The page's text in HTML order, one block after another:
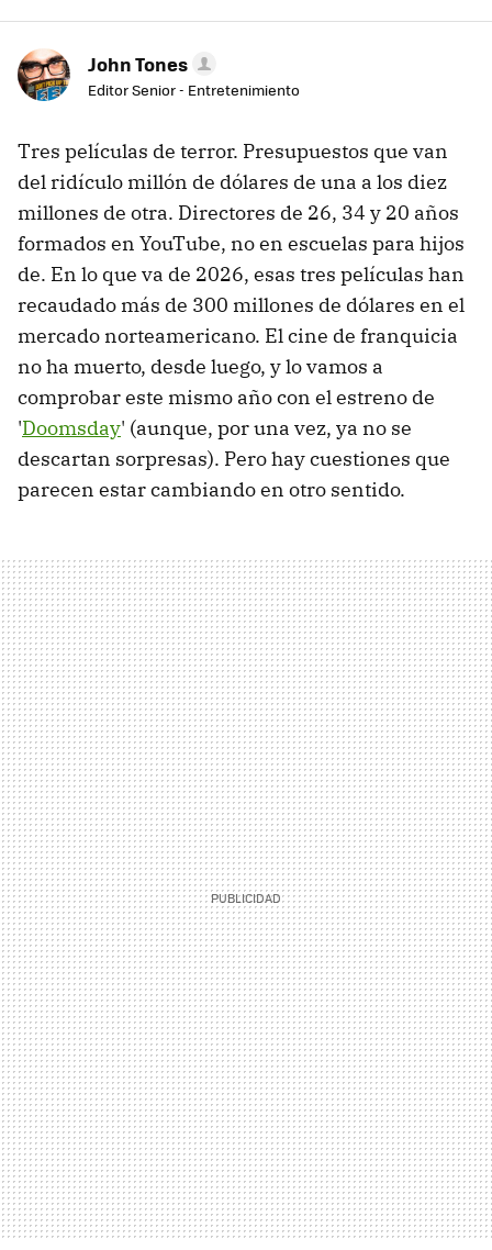
John Tones
Editor Senior - Entretenimiento
Tres películas de terror. Presupuestos que van
del ridículo millón de dólares de una a los diez
millones de otra. Directores de 26, 34 y 20 años
formados en YouTube, no en escuelas para hijos
de. En lo que va de 2026, esas tres películas han
recaudado más de 300 millones de dólares en el
mercado norteamericano. El cine de franquicia
no ha muerto, desde luego, y lo vamos a
comprobar este mismo año con el estreno de
'Doomsday' (aunque, por una vez, ya no se
descartan sorpresas). Pero hay cuestiones que
parecen estar cambiando en otro sentido.